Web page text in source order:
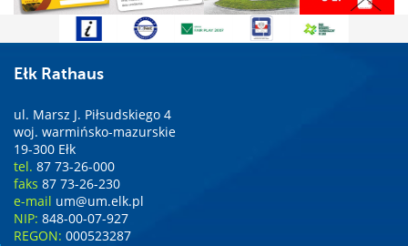
Ełk Rathaus
ul. Marsz J. Piłsudskiego 4
woj. warmińsko-mazurskie
19-300 Ełk
tel. 87 73-26-000
faks 87 73-26-230
e-mail um@um.elk.pl
NIP: 848-00-07-927
REGON: 000523287